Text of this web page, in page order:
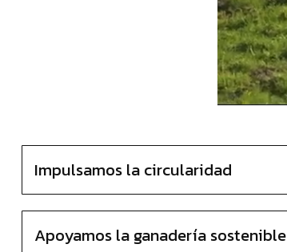
Impulsamos la circularidad
Apoyamos la ganadería sostenible